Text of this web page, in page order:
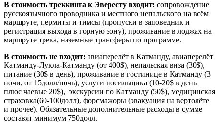
В стоимость треккинга к Эвересту входит: сопровождение
русскоязычного проводника и местного непальского на всём
маршруте, пермиты и тимсы (пропуски в заповедник и
регистрация выхода в горную зону), проживание в лоджах на
маршруте трека, наземные трансферы по программе.
В стоимость не входит: авиаперелёт в Катманду, авиаперелёт
Катманду-Лукла-Катманду (от 400$), непальская виза (30$),
питание (30$ в день), проживание в гостинице в Катманду (3
ночи, от 15долл/ночь), услуги носильщика (10-20$ в день
плюс чаевые 20$), экскурсии по Катманду (50$), медицинская
страховка(60-100долл), форсмажоры (эвакуация на вертолёте
и прочее). Обязательные дополнительные расходы в сумме
составят минимум 750долл.